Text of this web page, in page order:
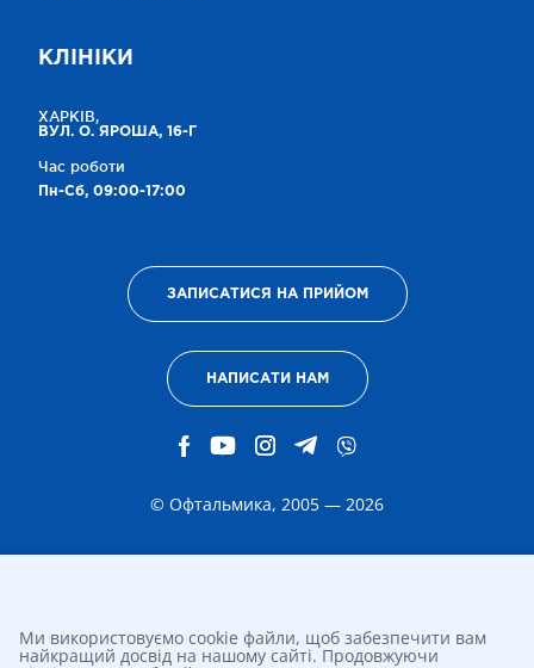
КЛІНІКИ
ХАРКІВ,
ВУЛ. О. ЯРОША, 16-Г
Час роботи
Пн-Сб, 09:00-17:00
ЗАПИСАТИСЯ НА ПРИЙОМ
НАПИСАТИ НАМ
© Офтальмика, 2005 — 2026
Ми використовуємо cookie файли, щоб забезпечити вам
найкращий досвід на нашому сайті. Продовжуючи